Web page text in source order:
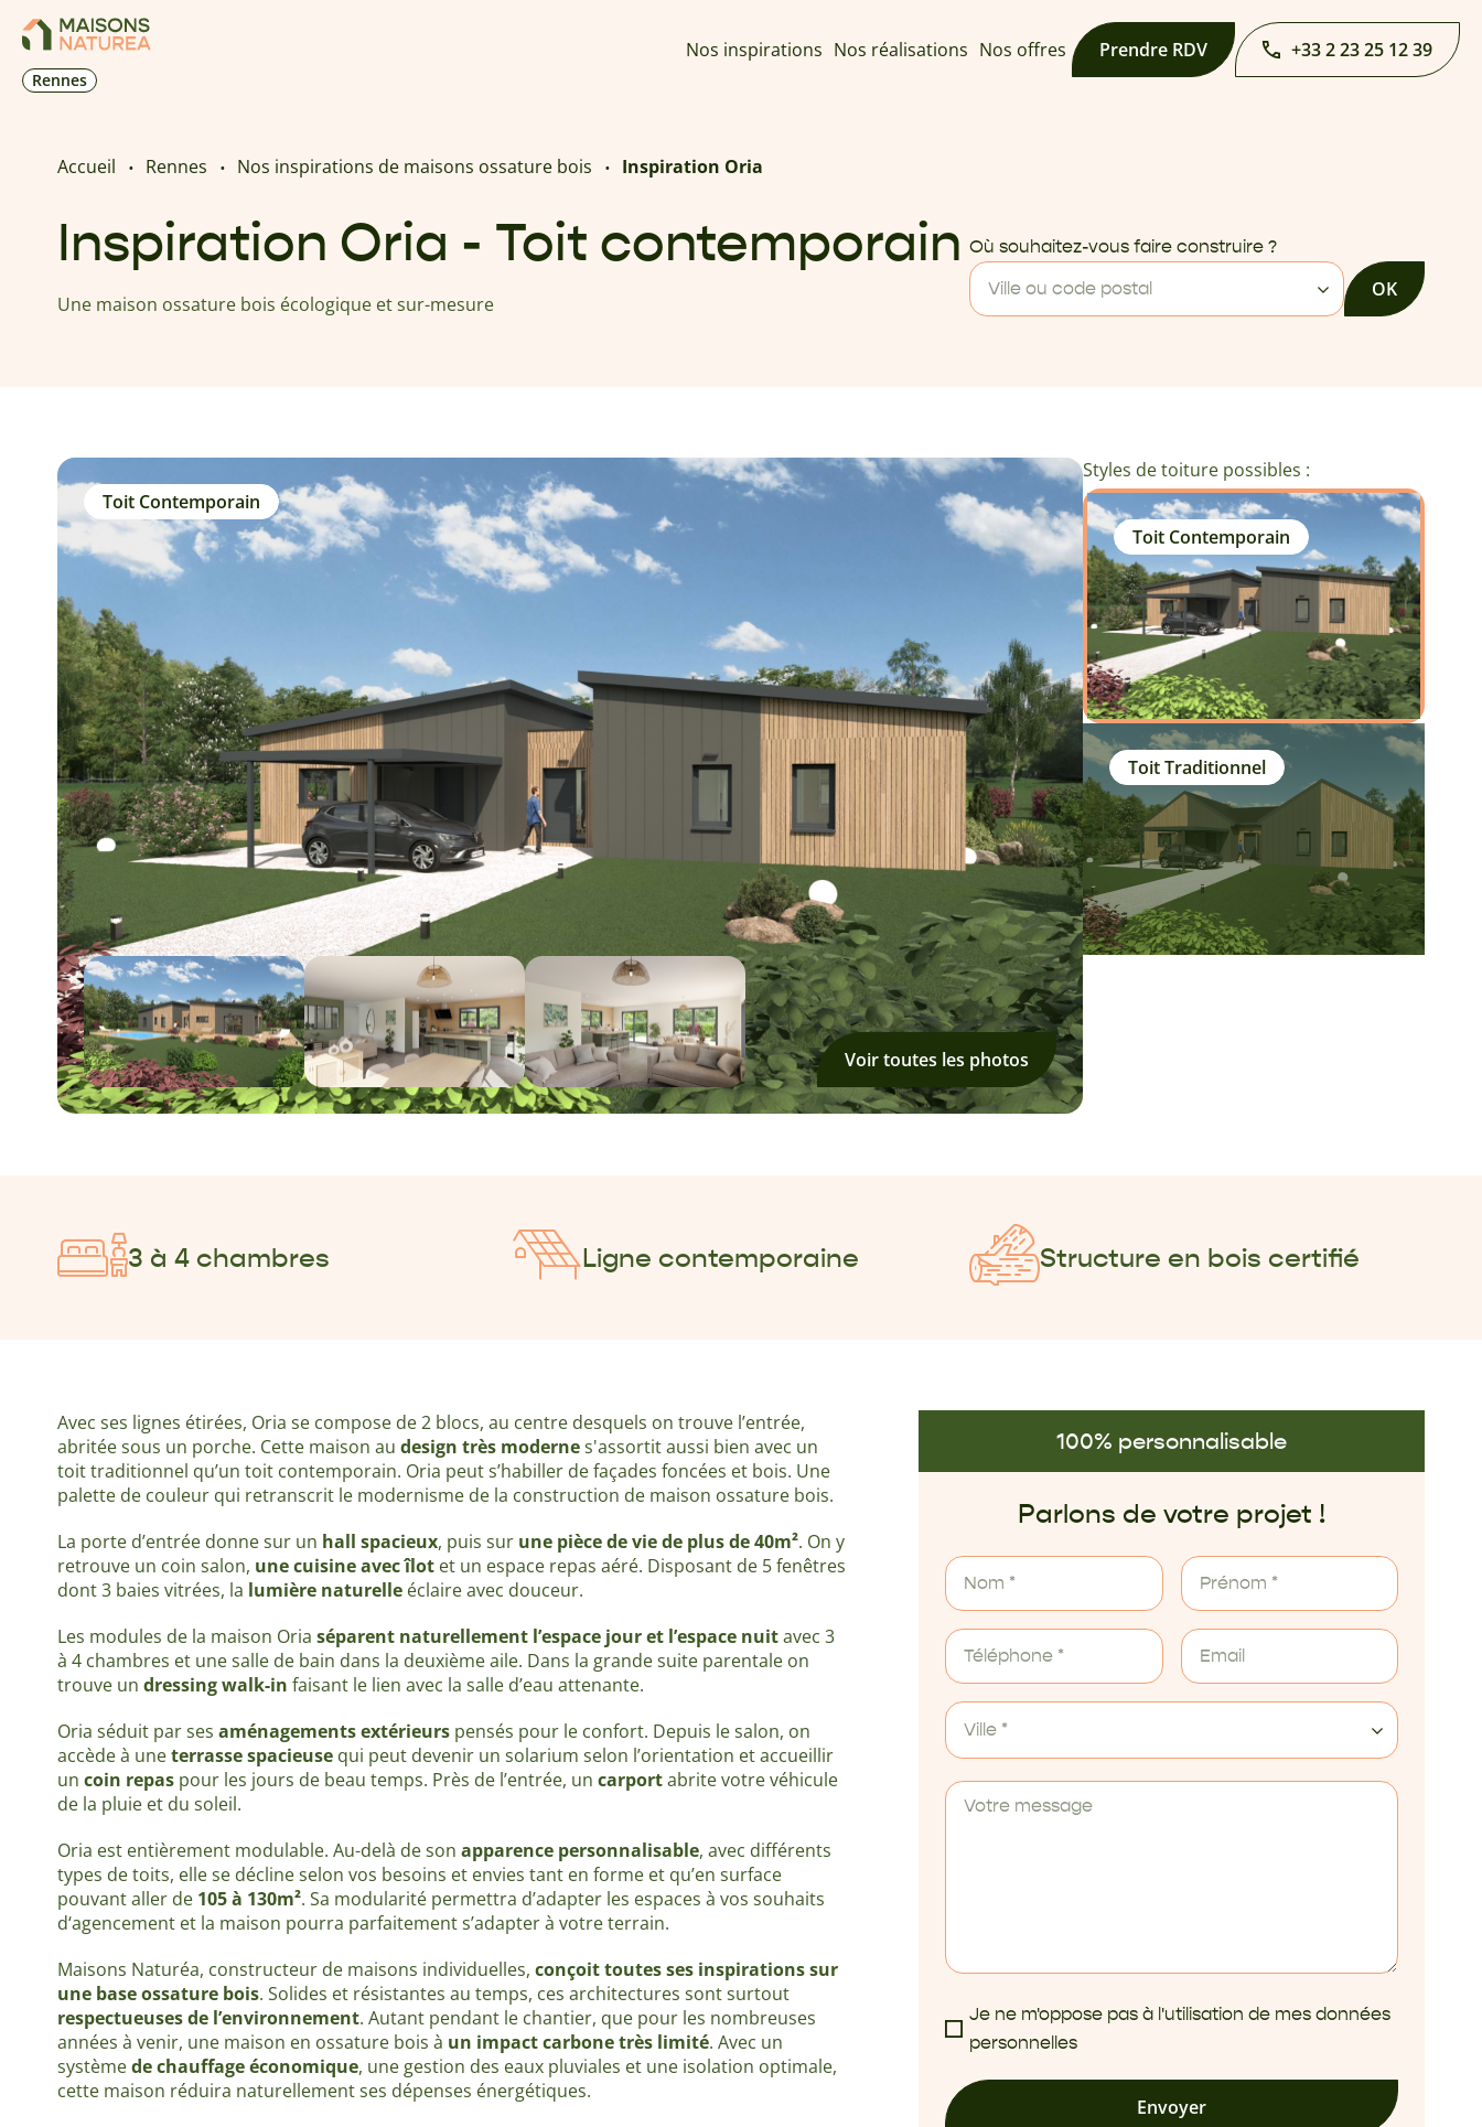
Rennes
Nos inspirations Nos réalisations Nos offres Prendre RDV +33 2 23 25 12 39
Accueil Rennes Nos inspirations de maisons ossature bois Inspiration Oria
Inspiration Oria - Toit contemporain
Une maison ossature bois écologique et sur-mesure
Où souhaitez-vous faire construire ?
Ville ou code postal
OK
Toit Contemporain
Voir toutes les photos
Styles de toiture possibles :
Toit Contemporain
Toit Traditionnel
3 à 4 chambres Ligne contemporaine Structure en bois certifié
Avec ses lignes étirées, Oria se compose de 2 blocs, au centre desquels on trouve l’entrée,
abritée sous un porche. Cette maison au design très modernes'assortit aussi bien avec un
toit traditionnel qu’un toit contemporain. Oria peut s’habiller de façades foncées et bois. Une
palette de couleur qui retranscrit le modernisme de la construction de maison ossature bois.
La porte d’entrée donne sur un hall spacieux, puis sur une pièce de vie de plus de 40m². On y
retrouve un coin salon, une cuisine avec îlot et un espace repas aéré. Disposant de 5 fenêtres
dont 3 baies vitrées, la lumière naturelle éclaire avec douceur.
Les modules de la maison Oria séparent naturellement l’espace jour et l’espace nuitavec 3
à 4 chambres et une salle de bain dans la deuxième aile. Dans la grande suite parentale on
trouve un dressing walk-in faisant le lien avec la salle d’eau attenante.
Oria séduit par ses aménagements extérieurs pensés pour le confort. Depuis le salon, on
accède à uneterrasse spacieuse qui peut devenir un solarium selon l’orientation et accueillir
un coin repas pour les jours de beau temps. Près de l’entrée, un carportabrite votre véhicule
de la pluie et du soleil.
Oria est entièrement modulable. Au-delà de son apparence personnalisable, avec différents
types de toits, elle se décline selon vos besoins et envies tant en forme et qu’en surface
pouvant aller de 105 à 130m². Sa modularité permettra d’adapter les espaces à vos souhaits
d‘agencement et la maison pourra parfaitement s’adapter à votre terrain.
Maisons Naturéa, constructeur de maisons individuelles, conçoit toutes ses inspirations sur
une base ossature bois. Solides et résistantes au temps, ces architectures sont surtout
respectueuses de l’environnement. Autant pendant le chantier, que pour les nombreuses
années à venir, une maison en ossature bois à un impact carbone très limité. Avec un
systèmede chauffage économique, une gestion des eaux pluviales et une isolation optimale,
cette maison réduira naturellement ses dépenses énergétiques.
100% personnalisable
Parlons de votre projet !
Ville *
Je ne m'oppose pas à l'utilisation de mes données
personnelles
Envoyer